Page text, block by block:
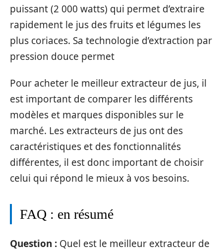
puissant (2 000 watts) qui permet d’extraire
rapidement le jus des fruits et légumes les
plus coriaces. Sa technologie d’extraction par
pression douce permet
Pour acheter le meilleur extracteur de jus, il
est important de comparer les différents
modèles et marques disponibles sur le
marché. Les extracteurs de jus ont des
caractéristiques et des fonctionnalités
différentes, il est donc important de choisir
celui qui répond le mieux à vos besoins.
FAQ : en résumé
Question : Quel est le meilleur extracteur de